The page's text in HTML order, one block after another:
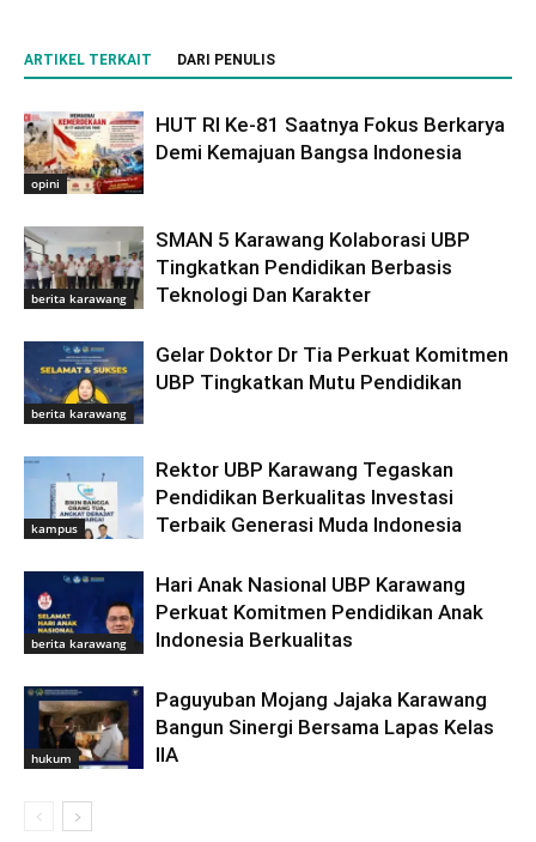
ARTIKEL TERKAIT DARI PENULIS
opini
HUT RI Ke-81 Saatnya Fokus Berkarya
Demi Kemajuan Bangsa Indonesia
berita karawang
SMAN 5 Karawang Kolaborasi UBP
Tingkatkan Pendidikan Berbasis
Teknologi Dan Karakter
berita karawang
Gelar Doktor Dr Tia Perkuat Komitmen
UBP Tingkatkan Mutu Pendidikan
kampus
Rektor UBP Karawang Tegaskan
Pendidikan Berkualitas Investasi
Terbaik Generasi Muda Indonesia
berita karawang
Hari Anak Nasional UBP Karawang
Perkuat Komitmen Pendidikan Anak
Indonesia Berkualitas
hukum
Paguyuban Mojang Jajaka Karawang
Bangun Sinergi Bersama Lapas Kelas
IIA